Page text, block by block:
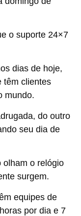
o suporte 24×7
dias de hoje,
têm clientes
mundo.
do outro
seu dia de
olham o relógio
surgem.
equipes de
por dia e 7